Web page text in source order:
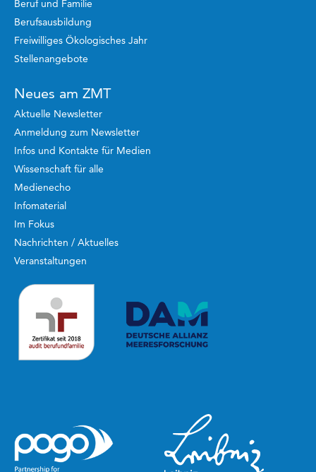
Beruf und Familie
Berufsausbildung
Freiwilliges Ökologisches Jahr
Stellenangebote
Neues am ZMT
Aktuelle Newsletter
Anmeldung zum Newsletter
Infos und Kontakte für Medien
Wissenschaft für alle
Medienecho
Infomaterial
Im Fokus
Nachrichten / Aktuelles
Veranstaltungen